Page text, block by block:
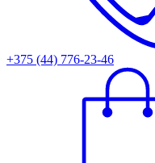
+375 (44) 776-23-46